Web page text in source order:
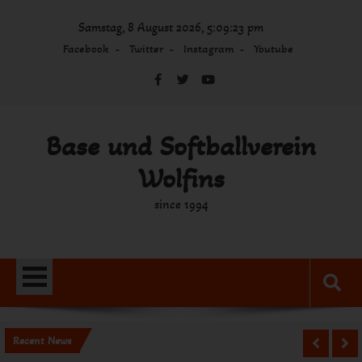
Samstag, 8 August 2026, 5:09:23 pm
Facebook Twitter Instagram Youtube
Base und Softballverein
Wolfins
since 1994
Recent News